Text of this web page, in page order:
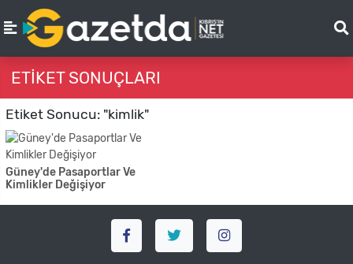
ETIKET SONUÇLARI
Etiket Sonucu: "kimlik"
Güney'de Pasaportlar Ve
Kimlikler Değişiyor